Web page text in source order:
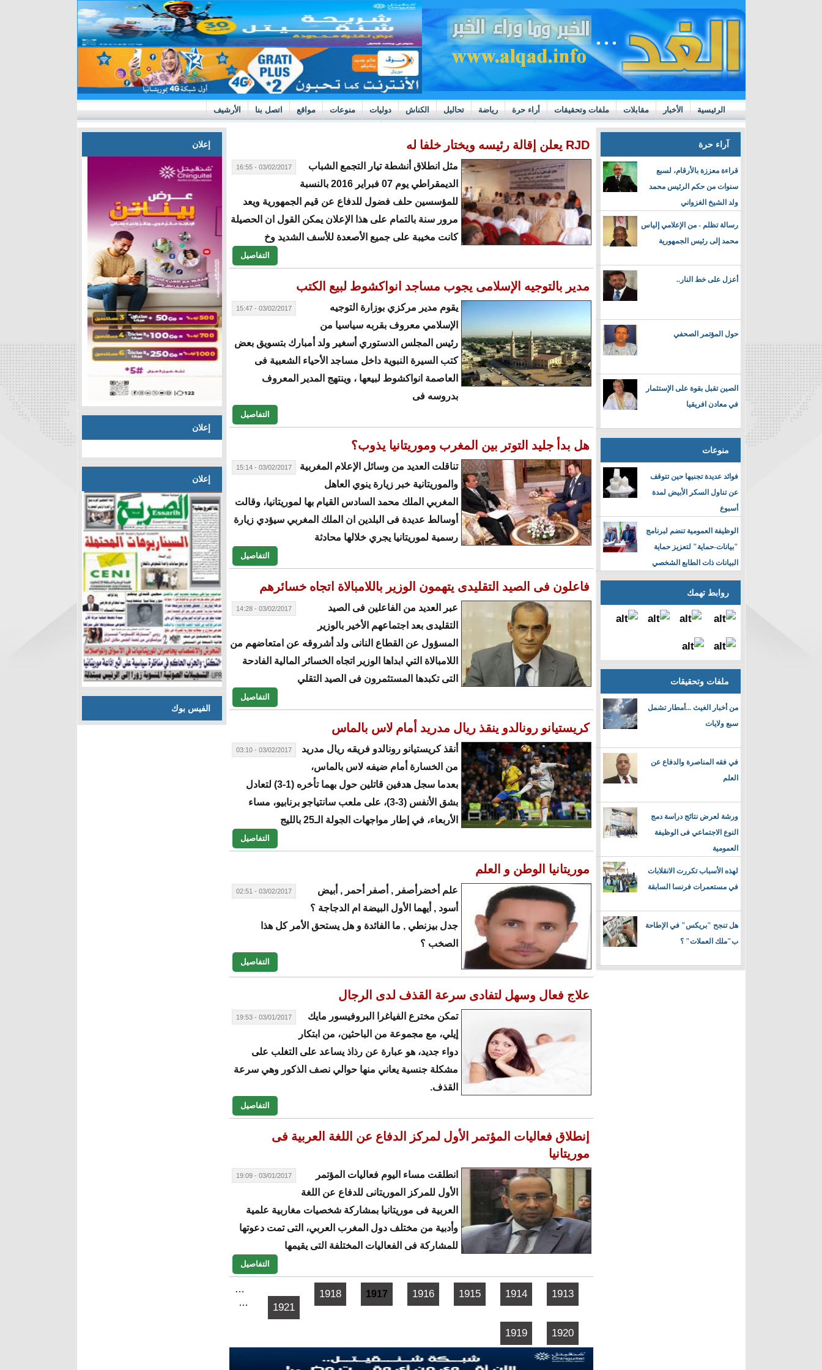
الرئيسية الأخبار مقابلات ملفات وتحقيقات أراء حرة رياضة تحاليل الكناش دوليات منوعات مواقع اتصل بنا الأرشيف
https://m.youtube.com/watch?v=GN10qW4W4hQ
آراء حرة
قراءة معززة بالأرقام، لسبع
سنوات من حكم الرئيس محمد
ولد الشيخ الغزواني
رسالة تظلم - من الإعلامي إلياس
محمد إلى رئيس الجمهورية
أعزل على خط النار..
حول المؤتمر الصحفي
الصين تقبل بقوة على الإستثمار
في معادن افريقيا
منوعات
فوائد عديدة تجنيها حين تتوقف
عن تناول السكر الأبيض لمدة
أسبوع
الوظيفة العمومية تنضم لبرنامج
"بيانات-حماية" لتعزيز حماية
البيانات ذات الطابع الشخصي
روابط تهمك
ملفات وتحقيقات
من أخبار الغيث ...أمطار تشمل
سبع ولايات
في فقه المناصرة والدفاع عن
العلم
ورشة لعرض نتائج دراسة دمج
النوع الاجتماعي فى الوظيفة
العمومية
لهذه الأسباب تكررت الانقلابات
في مستعمرات فرنسا السابقة
هل تنجح "بريكس" في الإطاحة
ب"ملك العملات" ؟
RJD يعلن إقالة رئيسه ويختار خلفا له
03/02/2017 - 16:55
مثل انطلاق أنشطة تيار التجمع الشباب
الديمقراطي يوم 07 فبراير 2016 بالنسبة
للمؤسسين حلف فضول للدفاع عن قيم الجمهورية ويعد
مرور سنة بالتمام على هذا الإعلان يمكن القول ان الحصيلة
كانت مخيبة على جميع الأصعدة للأسف الشديد وخ
التفاصيل
مدير بالتوجيه الإسلامى يجوب مساجد انواكشوط لبيع الكتب
03/02/2017 - 15:47
يقوم مدير مركزي بوزارة التوجيه
الإسلامي معروف بقربه سياسيا من
رئيس المجلس الدستوري أسغير ولد أمبارك بتسويق بعض
كتب السيرة النبوية داخل مساجد الأحياء الشعبية فى
العاصمة انواكشوط لبيعها ، وينتهج المدير المعروف
بدروسه فى
التفاصيل
هل بدأ جليد التوتر بين المغرب وموريتانيا يذوب؟
03/02/2017 - 15:14
تناقلت العديد من وسائل الإعلام المغربية
والموريتانية خبر زيارة ينوي العاهل
المغربي الملك محمد السادس القيام بها لموريتانيا، وقالت
أوسالط عديدة فى البلدين ان الملك المغربي سيؤدي زيارة
رسمية لموريتانيا يجري خلالها محادثة
التفاصيل
فاعلون فى الصيد التقليدى يتهمون الوزير باللامبالاة اتجاه خسائرهم
03/02/2017 - 14:28
عبر العديد من الفاعلين فى الصيد
التقليدى بعد اجتماعهم الأخير بالوزير
المسؤول عن القطاع النانى ولد أشروقه عن امتعاضهم من
اللامبالاة التي ابداها الوزير اتجاه الخسائر المالية الفادحة
التى تكبدها المستثمرون فى الصيد التقلي
التفاصيل
كريستيانو رونالدو ينقذ ريال مدريد أمام لاس بالماس
03/02/2017 - 03:10
أنقذ كريستيانو رونالدو فريقه ريال مدريد
من الخسارة أمام ضيفه لاس بالماس،
بعدما سجل هدفين قاتلين حول بهما تأخره (1-3) لتعادل
بشق الأنفس (3-3)، على ملعب سانتياجو برنابيو، مساء
الأربعاء، في إطار مواجهات الجولة الـ25 بالليج
التفاصيل
موريتانيا الوطن و العلم
03/02/2017 - 02:51
علم أخضرأصفر , أصفر أحمر , أبيض
أسود , أيهما الأول البيضة ام الدجاجة ؟
جدل بيزنطي , ما الفائدة و هل يستحق الأمر كل هذا
الصخب ؟
التفاصيل
علاج فعال وسهل لتفادى سرعة القذف لدى الرجال
03/01/2017 - 19:53
تمكن مخترع الفياغرا البروفيسور مايك
إيلي، مع مجموعة من الباحثين، من ابتكار
دواء جديد، هو عبارة عن رذاذ يساعد على التغلب على
مشكلة جنسية يعاني منها حوالي نصف الذكور وهي سرعة
القذف.
التفاصيل
إنطلاق فعاليات المؤتمر الأول لمركز الدفاع عن اللغة العربية فى
موريتانيا
03/01/2017 - 19:09
انطلقت مساء اليوم فعاليات المؤتمر
الأول للمركز الموريتانى للدفاع عن اللغة
العربية فى موريتانيا بمشاركة شخصيات مغاربية علمية
وأدبية من مختلف دول المغرب العربي، التى تمت دعوتها
للمشاركة فى الفعاليات المختلفة التى يقيمها
التفاصيل
الصفحات … 1913
1914
1915
1916
1917
1918
1919 1920
1921
…
إعلان
إعلان
إعلان
الفيس بوك